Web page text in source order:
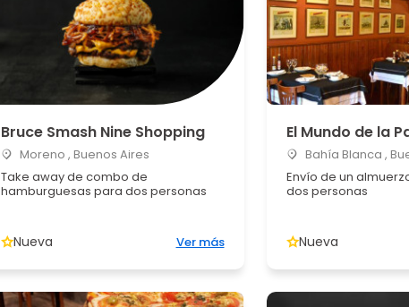
Bruce Smash Nine Shopping
Moreno , Buenos Aires
Take away de combo de
hamburguesas para dos personas
Nueva Ver más
El Mundo de la
Bahía Blanca ,
Envío de un
dos personas
Nueva